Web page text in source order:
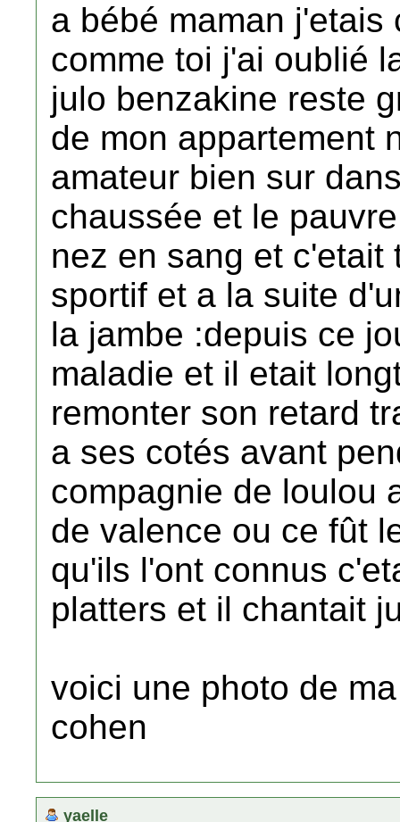
a bébé maman
comme toi j'ai oublié
julo benzakine reste
de mon appartement
amateur bien sur
chaussée et le
nez en sang et
sportif et a la suite
la jambe :depuis ce
maladie et il etait
remonter son retard
a ses cotés avant
compagnie de loulou
de valence ou ce fût
qu'ils l'ont connus
platters et il chantait
voici une photo de
cohen
yaelle